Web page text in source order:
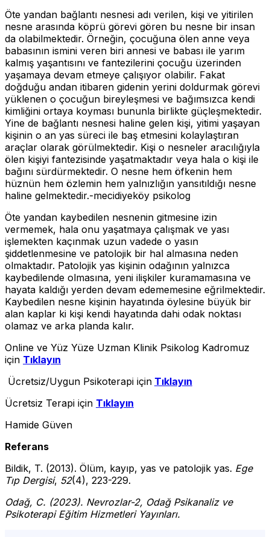
Öte yandan bağlantı nesnesi adı verilen, kişi ve yitirilen
nesne arasında köprü görevi gören bu nesne bir insan
da olabilmektedir. Örneğin, çocuğuna ölen anne veya
babasının ismini veren biri annesi ve babası ile yarım
kalmış yaşantısını ve fantezilerini çocuğu üzerinden
yaşamaya devam etmeye çalışıyor olabilir. Fakat
doğduğu andan itibaren gidenin yerini doldurmak görevi
yüklenen o çocuğun bireyleşmesi ve bağımsızca kendi
kimliğini ortaya koyması bununla birlikte güçleşmektedir.
Yine de bağlantı nesnesi haline gelen kişi, yitimi yaşayan
kişinin o an yas süreci ile baş etmesini kolaylaştıran
araçlar olarak görülmektedir. Kişi o nesneler aracılığıyla
ölen kişiyi fantezisinde yaşatmaktadır veya hala o kişi ile
bağını sürdürmektedir. O nesne hem öfkenin hem
hüznün hem özlemin hem yalnızlığın yansıtıldığı nesne
haline gelmektedir.-mecidiyeköy psikolog
Öte yandan kaybedilen nesnenin gitmesine izin
vermemek, hala onu yaşatmaya çalışmak ve yası
işlemekten kaçınmak uzun vadede o yasın
şiddetlenmesine ve patolojik bir hal almasına neden
olmaktadır. Patolojik yas kişinin odağının yalnızca
kaybedilende olmasına, yeni ilişkiler kuramamasına ve
hayata kaldığı yerden devam edememesine eğrilmektedir.
Kaybedilen nesne kişinin hayatında öylesine büyük bir
alan kaplar ki kişi kendi hayatında dahi odak noktası
olamaz ve arka planda kalır.
Online ve Yüz Yüze Uzman Klinik Psikolog Kadromuz
için Tıklayın
Ücretsiz/Uygun Psikoterapi için Tıklayın
Ücretsiz Terapi için Tıklayın
Hamide Güven
Referans
Bildik, T. (2013). Ölüm, kayıp, yas ve patolojik yas. Ege
Tıp Dergisi, 52(4), 223-229.
Odağ, C. (2023). Nevrozlar-2, Odağ Psikanaliz ve
Psikoterapi Eğitim Hizmetleri Yayınları.